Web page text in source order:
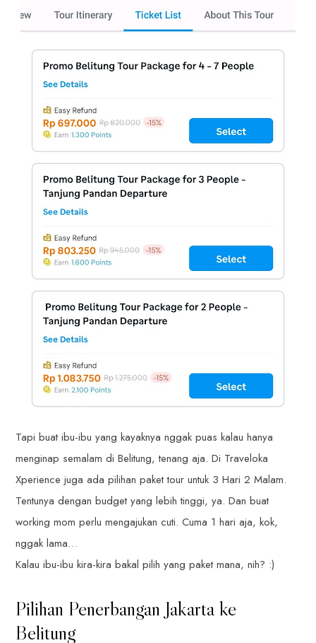
Tapi buat ibu-ibu yang kayaknya nggak puas kalau hanya
menginap semalam di Belitung, tenang aja. Di Traveloka
Xperience juga ada pilihan paket tour untuk 3 Hari 2 Malam.
Tentunya dengan budget yang lebih tinggi, ya. Dan buat
working mom perlu mengajukan cuti. Cuma 1 hari aja, kok,
nggak lama…
Kalau ibu-ibu kira-kira bakal pilih yang paket mana, nih? :)
Pilihan Penerbangan Jakarta ke
Belitung